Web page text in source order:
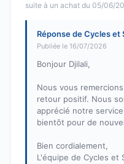
suite à un achat du 05/06/
Réponse de Cycles et
Publiée le 16/07/2026
Bonjour Djilali,
Nous vous
retour positif. Nous
apprécié notre
bientôt pour de
Bien cordialement,
L'équipe de Cycles et